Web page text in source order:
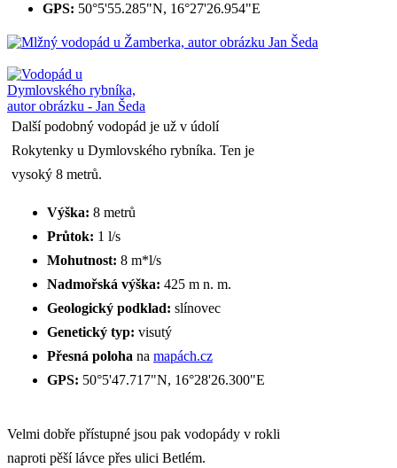
GPS: 50°5'55.285"N, 16°27'26.954"E
Další podobný vodopád je už v údolí
Rokytenky u Dymlovského rybníka. Ten je
vysoký 8 metrů.
Výška: 8 metrů
Průtok: 1 l/s
Mohutnost: 8 m*l/s
Nadmořská výška: 425 m n. m.
Geologický podklad: slínovec
Genetický typ: visutý
Přesná poloha na mapách.cz
GPS: 50°5'47.717"N, 16°28'26.300"E
Velmi dobře přístupné jsou pak vodopády v rokli
naproti pěší lávce přes ulici Betlém.